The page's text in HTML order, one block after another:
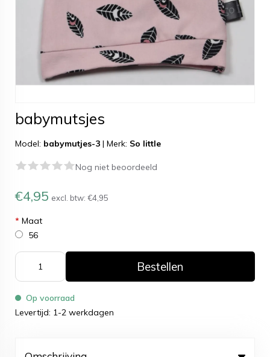
babymutsjes
Model: babymutjes-3 | Merk: So little
Nog niet beoordeeld
€4,95 excl. btw: €4,95
* Maat
56
Bestellen
Op voorraad
Levertijd: 1-2 werkdagen